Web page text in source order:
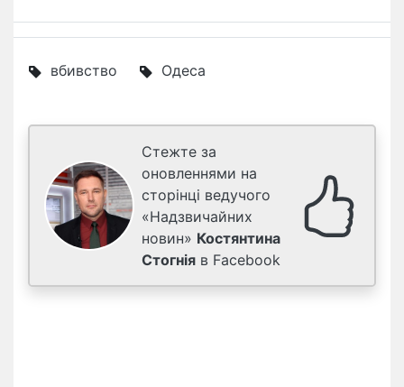
вбивство Одеса
Стежте за
оновленнями на
сторінці ведучого
«Надзвичайних
новин» Костянтина
Стогнія в Facebook